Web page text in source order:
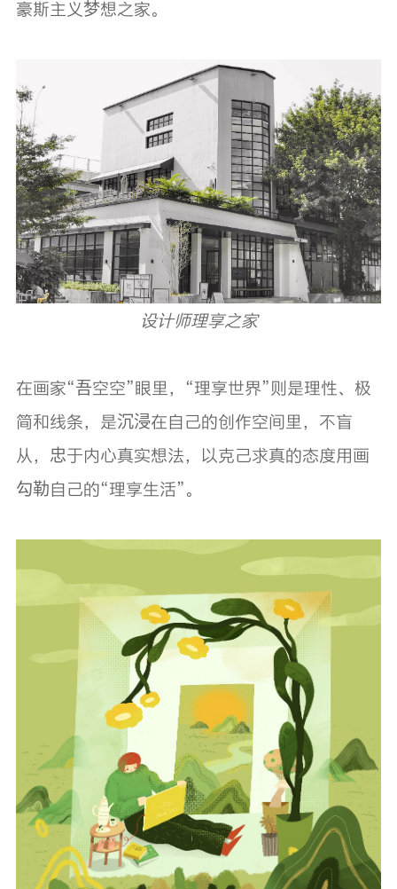
豪斯主义梦想之家。
设计师理享之家
在画家“吾空空”眼里，“理享世界”则是理性、极
简和线条，是沉浸在自己的创作空间里，不盲
从，忠于内心真实想法，以克己求真的态度用画
勾勒自己的“理享生活”。